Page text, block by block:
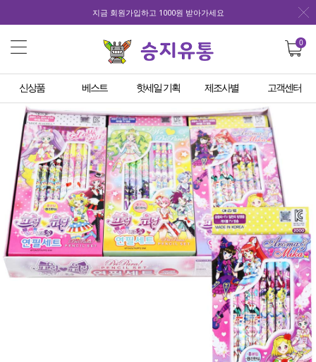
지금 회원가입하고 1000원 받아가세요
0
신상품 베스트 핫세일 기획 제조사별 고객센터